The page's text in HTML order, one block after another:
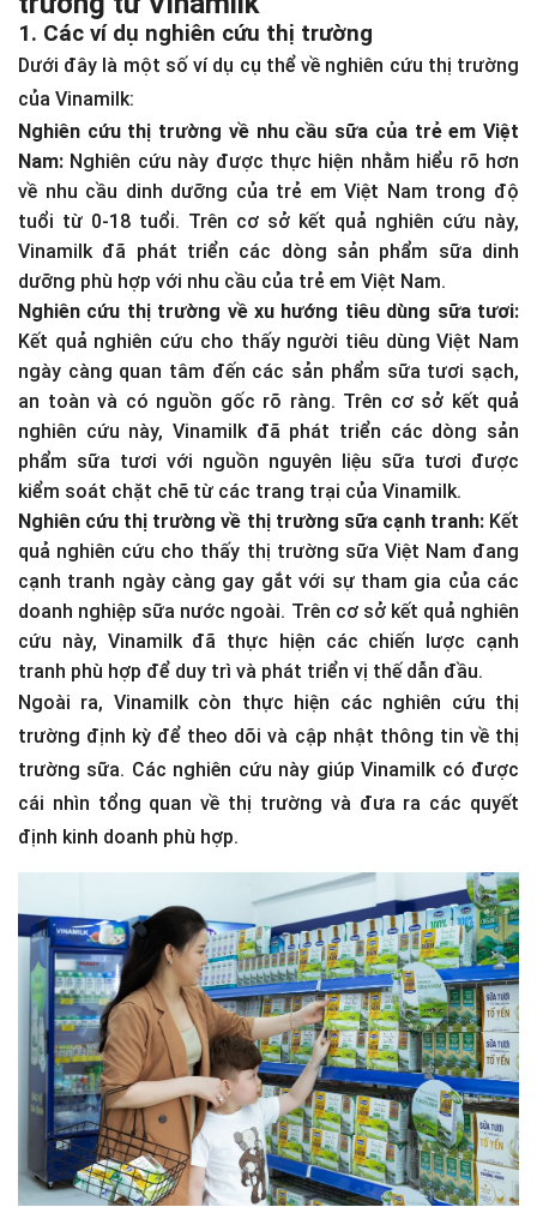
1. Các ví dụ nghiên cứu thị trường
Dưới đây là một số ví dụ cụ thể về nghiên cứu thị trường
của Vinamilk:
Nghiên cứu thị trường về nhu cầu sữa của trẻ em Việt
Nam: Nghiên cứu này được thực hiện nhằm hiểu rõ hơn
về nhu cầu dinh dưỡng của trẻ em Việt Nam trong độ
tuổi từ 0-18 tuổi. Trên cơ sở kết quả nghiên cứu này,
Vinamilk đã phát triển các dòng sản phẩm sữa dinh
dưỡng phù hợp với nhu cầu của trẻ em Việt Nam.
Nghiên cứu thị trường về xu hướng tiêu dùng sữa tươi:
Kết quả nghiên cứu cho thấy người tiêu dùng Việt Nam
ngày càng quan tâm đến các sản phẩm sữa tươi sạch,
an toàn và có nguồn gốc rõ ràng. Trên cơ sở kết quả
nghiên cứu này, Vinamilk đã phát triển các dòng sản
phẩm sữa tươi với nguồn nguyên liệu sữa tươi được
kiểm soát chặt chẽ từ các trang trại của Vinamilk.
Nghiên cứu thị trường về thị trường sữa cạnh tranh: Kết
quả nghiên cứu cho thấy thị trường sữa Việt Nam đang
cạnh tranh ngày càng gay gắt với sự tham gia của các
doanh nghiệp sữa nước ngoài. Trên cơ sở kết quả nghiên
cứu này, Vinamilk đã thực hiện các chiến lược cạnh
tranh phù hợp để duy trì và phát triển vị thế dẫn đầu.
Ngoài ra, Vinamilk còn thực hiện các nghiên cứu thị
trường định kỳ để theo dõi và cập nhật thông tin về thị
trường sữa. Các nghiên cứu này giúp Vinamilk có được
cái nhìn tổng quan về thị trường và đưa ra các quyết
định kinh doanh phù hợp.